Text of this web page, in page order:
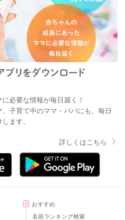
必要な情報が毎日届く！
子育て中のママ・パパにも、毎日
ます。
詳しくはこちら
おすすめ
名前ランキング検索